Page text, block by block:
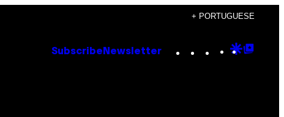
+ PORTUGUESE
Subscribe Newsletter Instagram
TikTok
YouTube
Google